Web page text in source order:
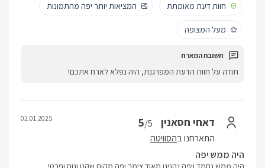
חוות דעת מאומתת
המציאות יותר יפה מהתמונות
מעל המצופה
תודה על חוות הדעת המפרגנת, היה נפלא לארח אתכם!
דאחי חסאנין 5/5
התארחנו בהסוויטה
02.01.2025
היה ממש יפה